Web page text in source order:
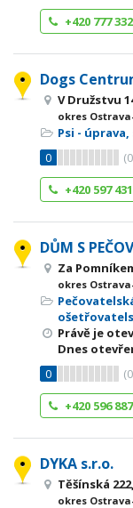
+420 777
Dogs
V Družstvu
okres
Psi -
0
(0
+420 597
DŮM S
Za
okres
Právě je
Dnes
0
(0
+420 596
DYKA s.r.o.
Těšínská
okres